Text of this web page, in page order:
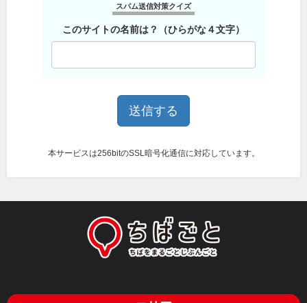
スパム送信対策クイズ
このサイトの名前は？（ひらがな４文字）
本サービスは256bitのSSL暗号化通信に対応しています。